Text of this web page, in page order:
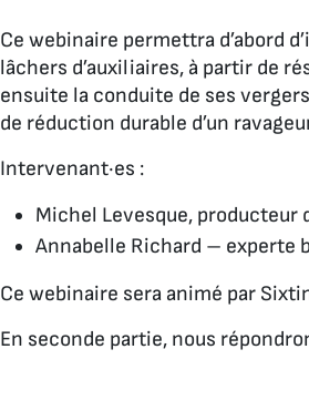
Ce webinaire permettra d’abord
lâchers d’auxiliaires, à partir de
ensuite la conduite de ses
de réduction durable d’un
Intervenant·es :
Michel Levesque, producteur
Annabelle Richard – experte
Ce webinaire sera animé par
En seconde partie, nous